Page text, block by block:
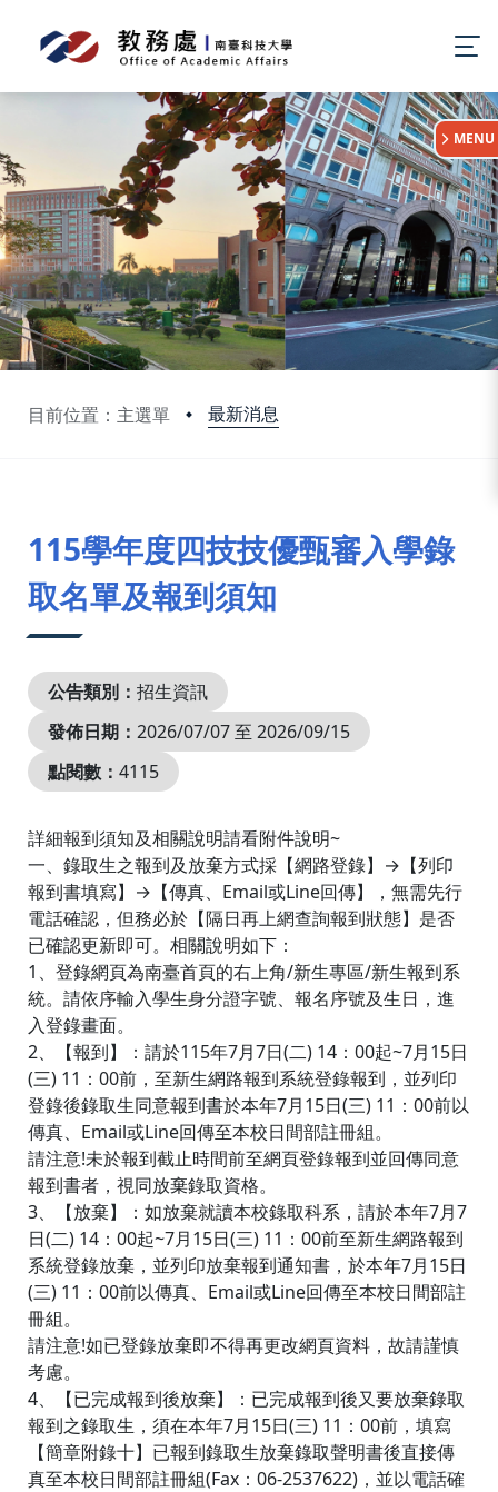
目前位置：主選單 最新消息
:::
MENU
115學年度四技技優甄審入學錄
取名單及報到須知
公告類別： 招生資訊
發佈日期： 2026/07/07 至 2026/09/15
點閱數： 4115
詳細報到須知及相關說明請看附件說明~
一、錄取生之報到及放棄方式採【網路登錄】→【列印
報到書填寫】→【傳真、Email或Line回傳】，無需先行
電話確認，但務必於【隔日再上網查詢報到狀態】是否
已確認更新即可。相關說明如下：
1、登錄網頁為南臺首頁的右上角/新生專區/新生報到系
統。請依序輸入學生身分證字號、報名序號及生日，進
入登錄畫面。
2、【報到】：請於115年7月7日(二) 14：00起~7月15日
(三) 11：00前，至新生網路報到系統登錄報到，並列印
登錄後錄取生同意報到書於本年7月15日(三) 11：00前以
傳真、Email或Line回傳至本校日間部註冊組。
請注意!未於報到截止時間前至網頁登錄報到並回傳同意
報到書者，視同放棄錄取資格。
3、【放棄】：如放棄就讀本校錄取科系，請於本年7月7
日(二) 14：00起~7月15日(三) 11：00前至新生網路報到
系統登錄放棄，並列印放棄報到通知書，於本年7月15日
(三) 11：00前以傳真、Email或Line回傳至本校日間部註
冊組。
請注意!如已登錄放棄即不得再更改網頁資料，故請謹慎
考慮。
4、【已完成報到後放棄】：已完成報到後又要放棄錄取
報到之錄取生，須在本年7月15日(三) 11：00前，填寫
【簡章附錄十】已報到錄取生放棄錄取聲明書後直接傳
真至本校日間部註冊組(Fax：06-2537622)，並以電話確